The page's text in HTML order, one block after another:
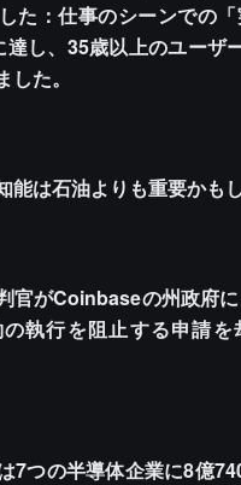
た：仕事のシーンでの
し、35歳以上のユーザ
た。
能は石油よりも重要かも
官がCoinbaseの州政府
執行を阻止する申請を
7つの半導体企業に8億